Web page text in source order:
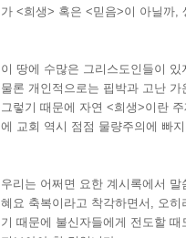
가 <희생> 혹은 <믿음>이 아닐까,
이 땅에 수많은 그리스도인들이
물론 개인적으로는 핍박과 고난
그렇기 때문에 자연 <희생>이란
에 교회 역시 점점 물량주의에 빠
우리는 어쩌면 요한 계시록에서
혜요 축복이라고 착각하면서, 오
기 때문에 불신자들에게 전도할